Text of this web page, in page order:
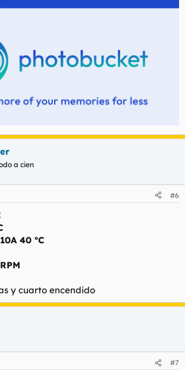
a cien
#6
40 ºC
y cuarto encendido
#7